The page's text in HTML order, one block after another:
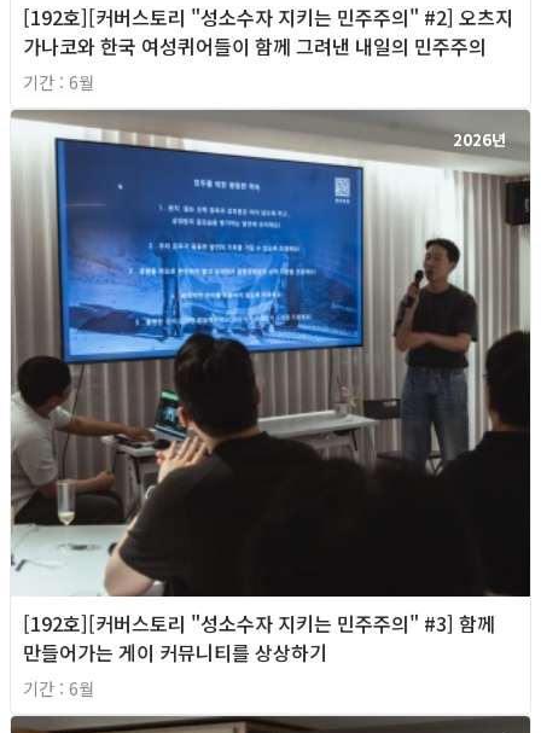
[192호][커버스토리 "성소수자 지키는 민주주의" #2] 오츠지
가나코와 한국 여성퀴어들이 함께 그려낸 내일의 민주주의
기간 : 6월
2026년
[192호][커버스토리 "성소수자 지키는 민주주의" #3] 함께
만들어가는 게이 커뮤니티를 상상하기
기간 : 6월